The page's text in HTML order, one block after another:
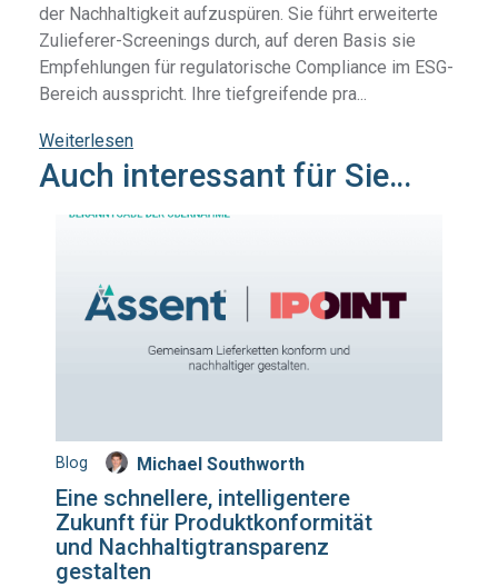
der Nachhaltigkeit aufzuspüren. Sie führt erweiterte
Zulieferer-Screenings durch, auf deren Basis sie
Empfehlungen für regulatorische Compliance im ESG-
Bereich ausspricht. Ihre tiefgreifende pra...
Weiterlesen
Auch interessant für Sie…
Blog Michael Southworth
Eine schnellere, intelligentere
Zukunft für Produktkonformität
und Nachhaltigtransparenz
gestalten